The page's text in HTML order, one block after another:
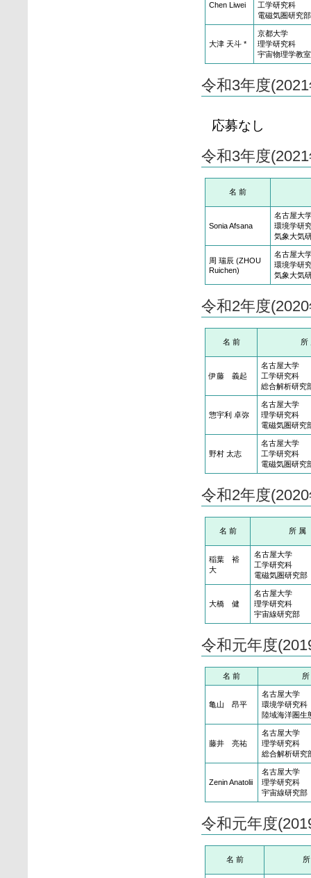
Chen Liwei
工学研究科
電磁気圏研究部
大津 天斗 *
京都大学
理学研究科
宇宙物理学教室
令和3年度
応募なし
令和3年度
名 前
Sonia Afsana
名古屋大
環境学研
気象大気
周 瑞辰 (ZHOU
Ruichen)
名古屋大
環境学研
気象大気
令和2年度
名 前 所
伊藤 義起
名古屋大学
工学研究科
総合解析研究
惣宇利 卓弥
名古屋大学
理学研究科
電磁気圏研究
野村 太志
名古屋大学
工学研究科
電磁気圏研究
令和2年度
名 前 所 属
稲葉 裕
大
名古屋大学
工学研究科
電磁気圏研究部
大橋 健
名古屋大学
理学研究科
宇宙線研究部
令和元年度
名 前 所
亀山 昂平
名古屋大学
環境学研究科
陸域海洋圏生
藤井 亮祐
名古屋大学
理学研究科
総合解析研究
Zenin Anatolii
名古屋大学
理学研究科
宇宙線研究部
令和元年度
名 前